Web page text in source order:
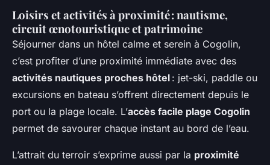
Loisirs et activités à proximité : nautisme,
circuit œnotouristique et patrimoine
Séjourner dans un hôtel calme et serein à Cogolin,
c’est profiter d’une proximité immédiate avec des
activités nautiques proches hôtel : jet-ski, paddle ou
excursions en bateau s’offrent directement depuis le
port ou la plage locale. L’accès facile plage Cogolin
permet de savourer chaque instant au bord de l’eau.
L’attrait du terroir s’exprime aussi par la proximité